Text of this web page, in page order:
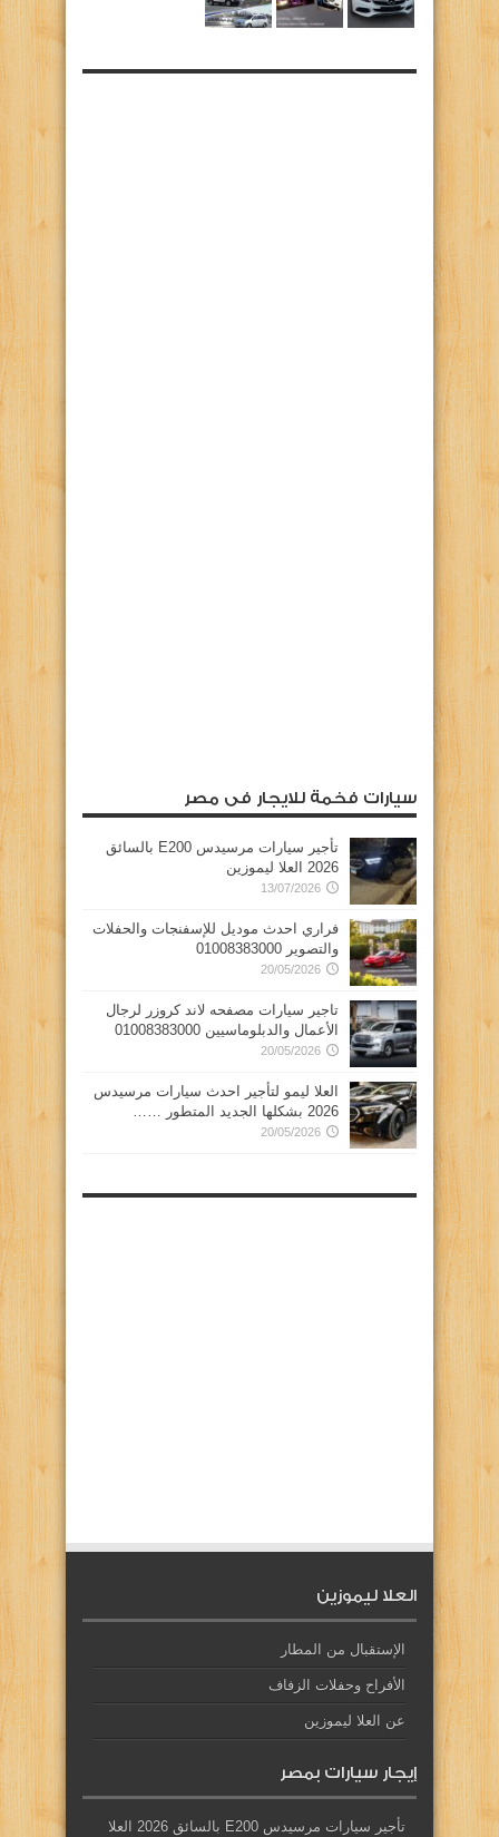
سيارات فخمة للايجار فى مصر
تأجير سيارات مرسيدس E200 بالسائق
2026 العلا ليموزين
13/07/2026
فراري احدث موديل للإسفنجات والحفلات
والتصوير 01008383000
20/05/2026
تاجير سيارات مصفحه لاند كروزر لرجال
الأعمال والدبلوماسيين 01008383000
20/05/2026
العلا ليمو لتأجير احدث سيارات مرسيدس
2026 بشكلها الجديد المتطور ……
20/05/2026
العلا ليموزين
الإستقبال من المطار
الأفراح وحفلات الزفاف
عن العلا ليموزين
إيجار سيارات بمصر
تأجير سيارات مرسيدس E200 بالسائق 2026 العلا